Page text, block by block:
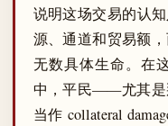
说明这场交易的认
源、通道和贸易额
无数具体生命。在
中，平民——尤其是
当作 collateral